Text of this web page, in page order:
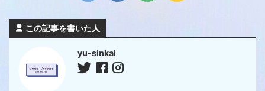
この記事を書いた人
yu-sinkai